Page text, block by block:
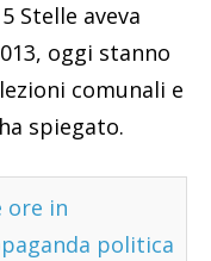
Stelle aveva
oggi stanno
comunali e
spiegato.
ore in
politica